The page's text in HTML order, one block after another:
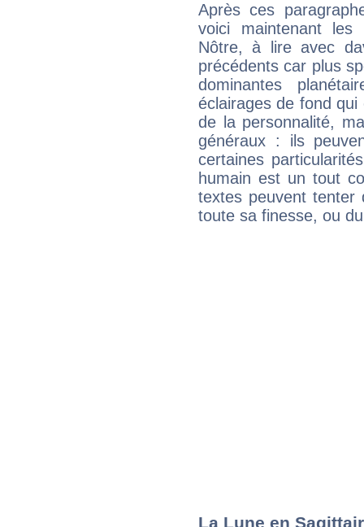
Après ces
voici maintenant les
Nôtre, à lire avec
précédents car plus
dominantes
éclairages de fond
de la personnalité,
généraux : ils
certaines
humain est un tout
textes peuvent tenter
toute sa finesse, ou
La Lune en